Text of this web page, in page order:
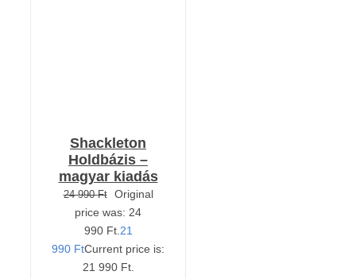
Shackleton
Holdbázis –
magyar kiadás
24 990Ft
Original
price was: 24
990 Ft. 21
990 FtCurrent price is:
21 990 Ft.